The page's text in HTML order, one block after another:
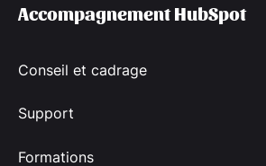
Accompagnement HubSpot
Conseil et cadrage
Support
Formations